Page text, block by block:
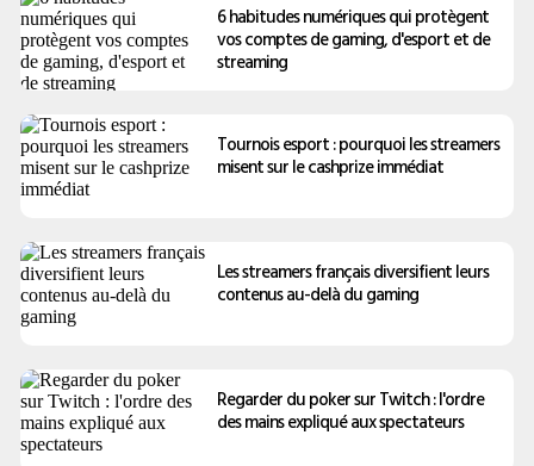
6 habitudes numériques qui protègent
vos comptes de gaming, d'esport et de
streaming
Tournois esport : pourquoi les streamers
misent sur le cashprize immédiat
Les streamers français diversifient leurs
contenus au-delà du gaming
Regarder du poker sur Twitch : l'ordre
des mains expliqué aux spectateurs